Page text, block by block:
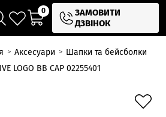
0
ЗАМОВИТИ
ДЗВІНОК
Аксесуари
Шапки та бейсболки
LOGO BB CAP 02255401